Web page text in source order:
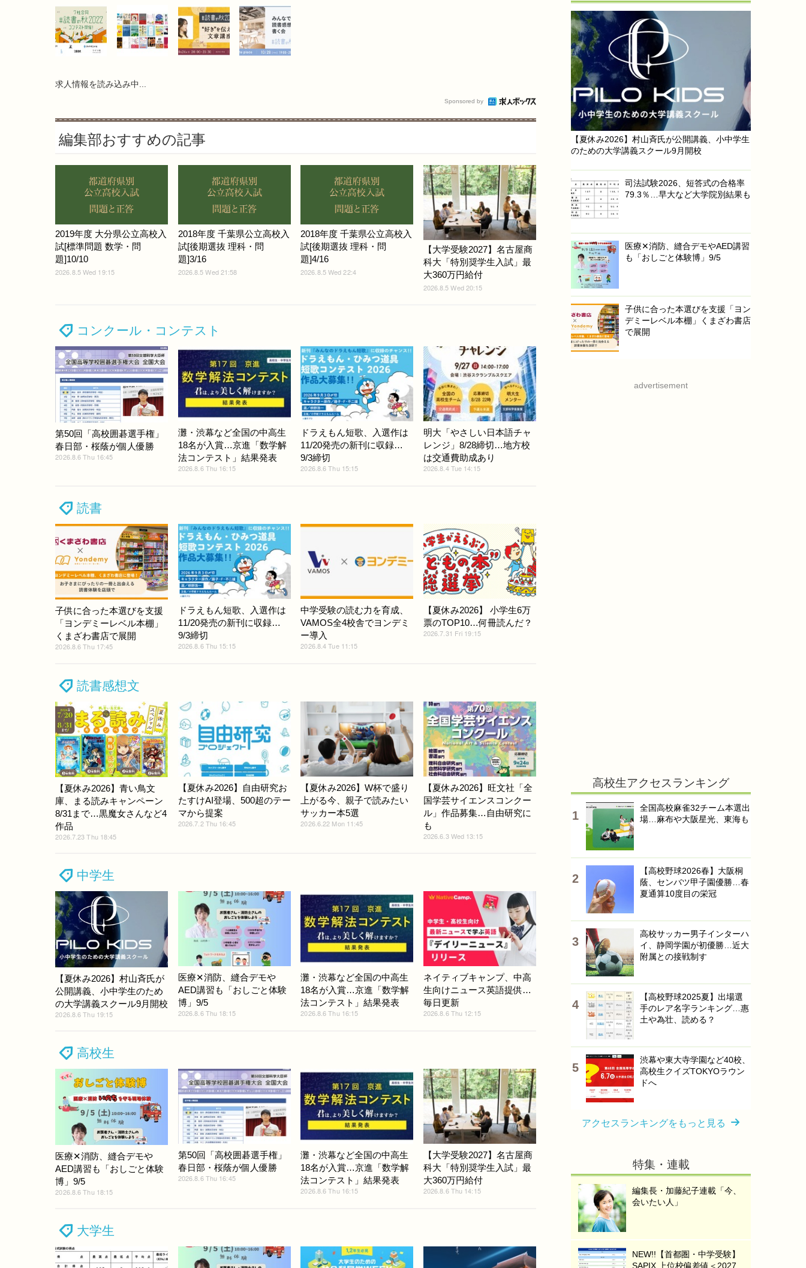
求人情報を読み込み中...
Sponsored by
編集部おすすめの記事
2019年度 大分県公立高校入
試[標準問題 数学・問
題]10/10
2026.8.5 Wed 19:15
2018年度 千葉県公立高校入
試[後期選抜 理科・問
題]3/16
2026.8.5 Wed 21:58
2018年度 千葉県公立高校入
試[後期選抜 理科・問
題]4/16
2026.8.5 Wed 22:4
【大学受験2027】名古屋商
科大「特別奨学生入試」最
大360万円給付
2026.8.5 Wed 20:15
コンクール・コンテスト
第50回「高校囲碁選手権」
春日部・桜蔭が個人優勝
2026.8.6 Thu 16:45
灘・渋幕など全国の中高生
18名が入賞…京進「数学解
法コンテスト」結果発表
2026.8.6 Thu 16:15
ドラえもん短歌、入選作は
11/20発売の新刊に収録…
9/3締切
2026.8.6 Thu 15:15
明大「やさしい日本語チャ
レンジ」8/28締切…地方校
は交通費助成あり
2026.8.4 Tue 14:15
読書
子供に合った本選びを支援
「ヨンデミーレベル本棚」
くまざわ書店で展開
2026.8.6 Thu 17:45
ドラえもん短歌、入選作は
11/20発売の新刊に収録…
9/3締切
2026.8.6 Thu 15:15
中学受験の読む力を育成、
VAMOS全4校舎でヨンデミ
ー導入
2026.8.4 Tue 11:15
【夏休み2026】 小学生6万
票のTOP10…何冊読んだ？
2026.7.31 Fri 19:15
読書感想文
【夏休み2026】青い鳥文
庫、まる読みキャンペーン
8/31まで…黒魔女さんなど4
作品
2026.7.23 Thu 18:45
【夏休み2026】自由研究お
たすけAI登場、500超のテー
マから提案
2026.7.2 Thu 16:45
【夏休み2026】W杯で盛り
上がる今、親子で読みたい
サッカー本5選
2026.6.22 Mon 11:45
【夏休み2026】旺文社「全
国学芸サイエンスコンクー
ル」作品募集…自由研究に
も
2026.6.3 Wed 13:15
中学生
【夏休み2026】村山斉氏が
公開講義、小中学生のため
の大学講義スクール9月開校
2026.8.6 Thu 19:15
医療✕消防、縫合デモや
AED講習も「おしごと体験
博」9/5
2026.8.6 Thu 18:15
灘・渋幕など全国の中高生
18名が入賞…京進「数学解
法コンテスト」結果発表
2026.8.6 Thu 16:15
ネイティブキャンプ、中高
生向けニュース英語提供…
毎日更新
2026.8.6 Thu 12:15
高校生
医療✕消防、縫合デモや
AED講習も「おしごと体験
博」9/5
2026.8.6 Thu 18:15
第50回「高校囲碁選手権」
春日部・桜蔭が個人優勝
2026.8.6 Thu 16:45
灘・渋幕など全国の中高生
18名が入賞…京進「数学解
法コンテスト」結果発表
2026.8.6 Thu 16:15
【大学受験2027】名古屋商
科大「特別奨学生入試」最
大360万円給付
2026.8.6 Thu 14:15
大学生
【夏休み2026】村山斉氏が公開講義、小中学生
のための大学講義スクール9月開校
司法試験2026、短答式の合格率
79.3％…早大など大学院別結果も
医療✕消防、縫合デモやAED講習
も「おしごと体験博」9/5
子供に合った本選びを支援「ヨン
デミーレベル本棚」くまざわ書店
で展開
advertisement
高校生アクセスランキング
全国高校麻雀32チーム本選出
場…麻布や大阪星光、東海も
【高校野球2026春】大阪桐
蔭、センバツ甲子園優勝…春
夏通算10度目の栄冠
高校サッカー男子インターハ
イ、静岡学園が初優勝…近大
附属との接戦制す
【高校野球2025夏】出場選
手のレア名字ランキング…惠
土や為壮、読める？
渋幕や東大寺学園など40校、
高校生クイズTOKYOラウン
ドへ
アクセスランキングをもっと見る
特集・連載
編集長・加藤紀子連載「今、
会いたい人」
NEW!!【首都圏・中学受験】
SAPIX 上位校偏差値＜2027